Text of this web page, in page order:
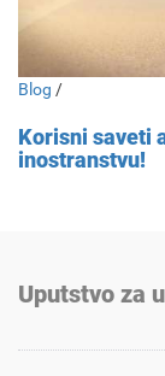
Blog /
Korisni saveti
inostranstvu!
Uputstvo za